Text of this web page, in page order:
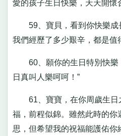
愛的孩子生日快樂，天天開懷
59、寶貝，看到你快樂成
我們經歷了多少艱辛，都是值
60、願你的生日特別快樂
日真叫人樂呵呵！”
61、寶寶，在你周歲生日
福，前程似錦。雖然此時的你
思，但希望我的祝福能護佑你